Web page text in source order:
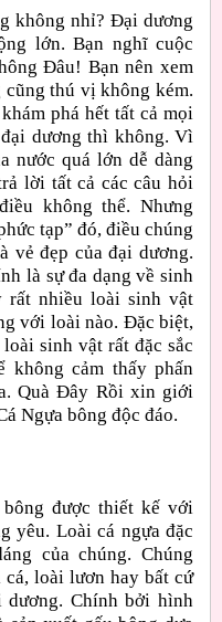
không nhỉ? Đại dương
lớn. Bạn nghĩ cuộc
Đâu! Bạn nên xem
cũng thú vị không kém.
phá hết tất cả mọi
dương thì không. Vì
nước quá lớn dễ dàng
lời tất cả các câu hỏi
không thể. Nhưng
tạp” đó, điều chúng
vẻ đẹp của đại dương.
là sự đa dạng về sinh
rất nhiều loài sinh vật
với loài nào. Đặc biệt,
sinh vật rất đặc sắc
không cảm thấy phấn
Quà Đây Rồi xin giới
Ngựa bông độc đáo.
bông được thiết kế với
yêu. Loài cá ngựa đặc
của chúng. Chúng
loài lươn hay bất cứ
Chính bởi hình